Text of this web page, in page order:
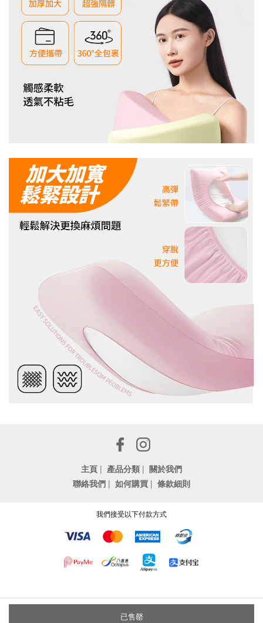
已售罄
主頁 | 產品分類 | 關於我們
聯絡我們 | 如何購買 | 條款細則
我們接受以下付款方式